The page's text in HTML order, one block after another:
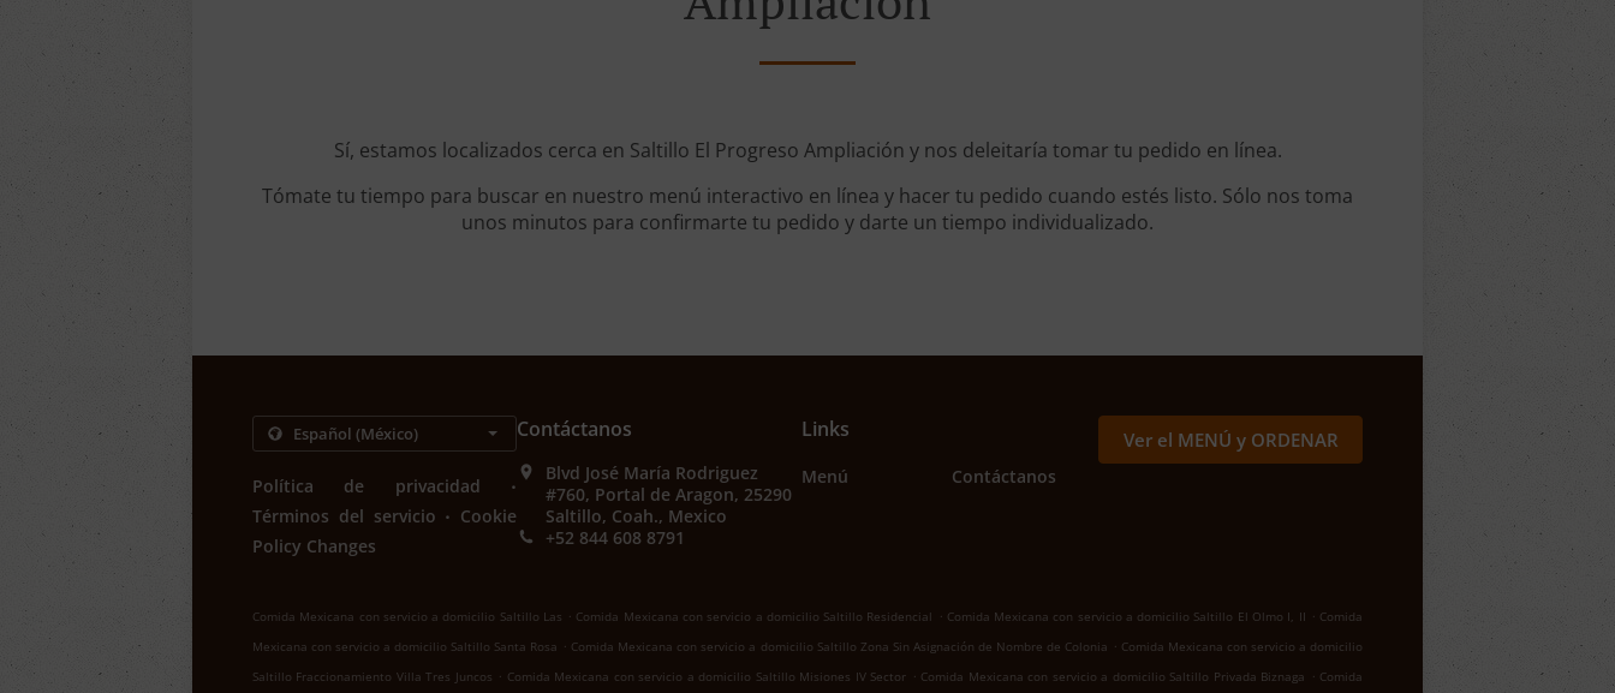
Sí, estamos localizados cerca en Saltillo El Progreso Ampliación y nos deleitaría tomar tu pedido en línea.
Tómate tu tiempo para buscar en nuestro menú interactivo en línea y hacer tu pedido cuando estés listo. Sólo nos toma
unos minutos para confirmarte tu pedido y darte un tiempo individualizado.
Política de privacidad .
Términos del servicio . Cookie
Policy Changes
Contáctanos
Blvd José María Rodriguez
#760, Portal de Aragon, 25290
Saltillo, Coah., Mexico
+52 844 608 8791
Links
Menú Contáctanos
Ver el MENÚ y ORDENAR
Comida Mexicana con servicio a domicilio Saltillo Las . Comida Mexicana con servicio a domicilio Saltillo Residencial . Comida Mexicana con servicio a domicilio Saltillo El Olmo I, II . Comida
Mexicana con servicio a domicilio Saltillo Santa Rosa . Comida Mexicana con servicio a domicilio Saltillo Zona Sin Asignación de Nombre de Colonia . Comida Mexicana con servicio a domicilio
Saltillo Fraccionamiento Villa Tres Juncos . Comida Mexicana con servicio a domicilio Saltillo Misiones IV Sector . Comida Mexicana con servicio a domicilio Saltillo Privada Biznaga . Comida